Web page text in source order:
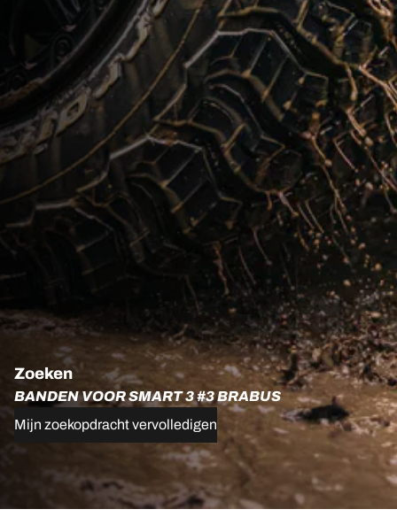
Zoeken
BANDEN VOOR SMART 3 #3 BRABUS
Mijn zoekopdracht vervolledigen